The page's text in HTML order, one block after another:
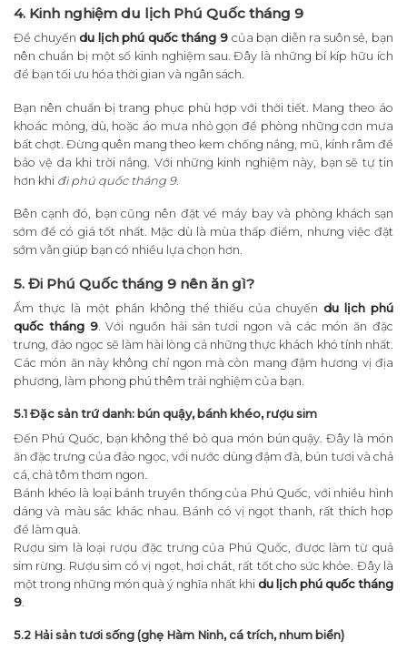
4. Kinh nghiệm du lịch Phú Quốc tháng 9
Để chuyếndu lịch phú quốc tháng 9 của bạn diễn ra suôn sẻ, bạn
nên chuẩn bị một số kinh nghiệm sau. Đây là những bí kíp hữu ích
để bạn tối ưu hóa thời gian và ngân sách.
Bạn nên chuẩn bị trang phục phù hợp với thời tiết. Mang theo áo
khoác mỏng, dù, hoặc áo mưa nhỏ gọn để phòng những cơn mưa
bất chợt. Đừng quên mang theo kem chống nắng, mũ, kính râm để
bảo vệ da khi trời nắng. Với những kinh nghiệm này, bạn sẽ tự tin
hơn khi đi phú quốc tháng 9.
Bên cạnh đó, bạn cũng nên đặt vé máy bay và phòng khách sạn
sớm để có giá tốt nhất. Mặc dù là mùa thấp điểm, nhưng việc đặt
sớm vẫn giúp bạn có nhiều lựa chọn hơn.
5. Đi Phú Quốc tháng 9 nên ăn gì?
Ẩm thực là một phần không thể thiếu của chuyếndu lịch phú
quốc tháng 9. Với nguồn hải sản tươi ngon và các món ăn đặc
trưng, đảo ngọc sẽ làm hài lòng cả những thực khách khó tính nhất.
Các món ăn này không chỉ ngon mà còn mang đậm hương vị địa
phương, làm phong phú thêm trải nghiệm của bạn.
5.1 Đặc sản trứ danh: bún quậy, bánh khéo, rượu sim
Đến Phú Quốc, bạn không thể bỏ qua món bún quậy. Đây là món
ăn đặc trưng của đảo ngọc, với nước dùng đậm đà, bún tươi và chả
cá, chả tôm thơm ngon.
Bánh khéo là loại bánh truyền thống của Phú Quốc, với nhiều hình
dáng và màu sắc khác nhau. Bánh có vị ngọt thanh, rất thích hợp
để làm quà.
Rượu sim là loại rượu đặc trưng của Phú Quốc, được làm từ quả
sim rừng. Rượu sim có vị ngọt, hơi chát, rất tốt cho sức khỏe. Đây là
một trong những món quà ý nghĩa nhất khi du lịch phú quốc tháng
9
5.2 Hải sản tươi sống (ghẹ Hàm Ninh, cá trích, nhum biển)